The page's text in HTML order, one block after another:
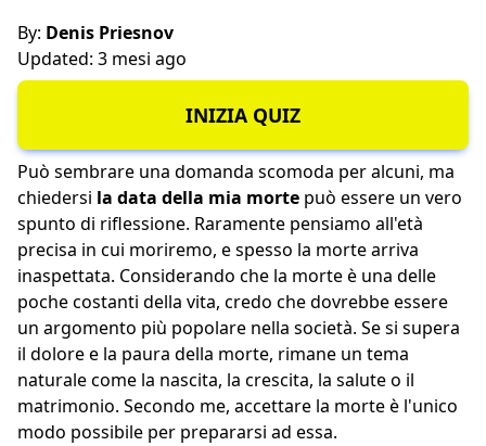
By: Denis Priesnov
Updated: 3 mesi ago
INIZIA QUIZ
Può sembrare una domanda scomoda per alcuni, ma
chiedersi la data della mia morte può essere un vero
spunto di riflessione. Raramente pensiamo all'età
precisa in cui moriremo, e spesso la morte arriva
inaspettata. Considerando che la morte è una delle
poche costanti della vita, credo che dovrebbe essere
un argomento più popolare nella società. Se si supera
il dolore e la paura della morte, rimane un tema
naturale come la nascita, la crescita, la salute o il
matrimonio. Secondo me, accettare la morte è l'unico
modo possibile per prepararsi ad essa.